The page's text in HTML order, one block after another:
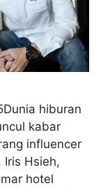
hiburan
kabar
influencer
Iris Hsieh,
hotel